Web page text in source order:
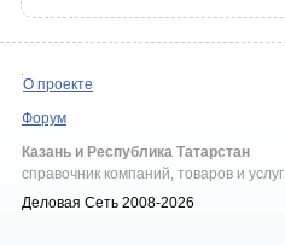
О проекте
Форум
Казань и Республика Татарстан
справочник компаний, товаров и услуг
Деловая Сеть 2008-2026